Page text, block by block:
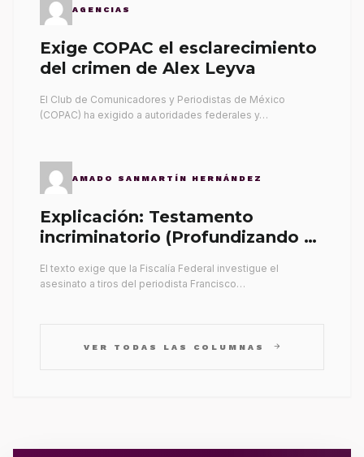
AGENCIAS
Exige COPAC el esclarecimiento
del crimen de Alex Leyva
El Club de Comunicadores y Periodistas de México
(COPAC) ha exigido a autoridades federales y…
AMADO SANMARTÍN HERNÁNDEZ
Explicación: Testamento
incriminatorio (Profundizando su
El texto exige que la Fiscalía Federal investigue el
asesinato a tiros del periodista Francisco…
VER TODAS LAS COLUMNAS arrow_forward